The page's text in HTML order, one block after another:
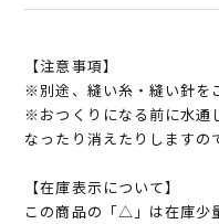
【注意事項】
※別途、縫い糸・縫い針を
※おつくりになる前に水通
なったり消えたりしますの
【在庫表示について】
この商品の「△」は在庫少